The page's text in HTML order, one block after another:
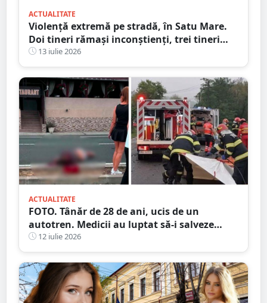
ACTUALITATE
Violență extremă pe stradă, în Satu Mare.
Doi tineri rămași inconștienți, trei tineri
reținuți, astăzi
13 iulie 2026
ACTUALITATE
FOTO. Tânăr de 28 de ani, ucis de un
autotren. Medicii au luptat să-i salveze
viața, dar fără succes, în județul vecin
12 iulie 2026